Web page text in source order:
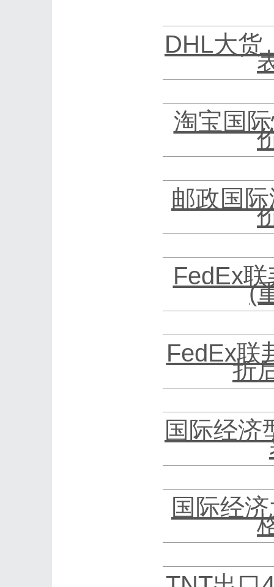
DHL大货
淘宝国
邮政国
FedEx
(
FedEx联
折
国际经济
国际经